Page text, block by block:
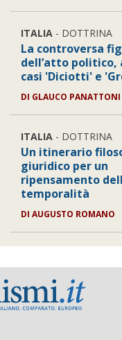
ITALIA- DOTTRINA
La controversa
dell’atto politico,
casi 'Diciotti' e
DI GLAUCO PANATTONI
ITALIA- DOTTRINA
Un itinerario
giuridico per un
ripensamento
temporalità
DI AUGUSTO ROMANO